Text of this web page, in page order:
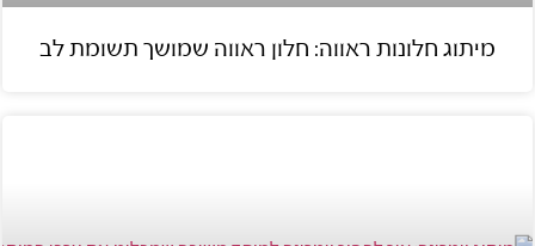
מיתוג חלונות ראווה: חלון ראווה שמושך תשומת לב